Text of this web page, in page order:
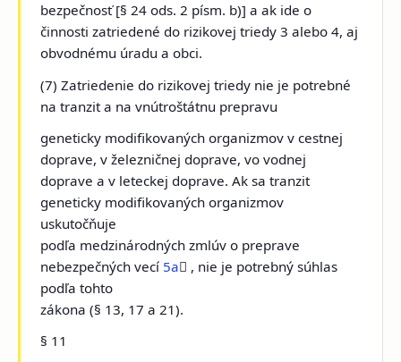
bezpečnosť [§ 24 ods. 2 písm. b)] a ak ide o
činnosti zatriedené do rizikovej triedy 3 alebo 4, aj
obvodnému úradu a obci.
(7) Zatriedenie do rizikovej triedy nie je potrebné
na tranzit a na vnútroštátnu prepravu
geneticky modifikovaných organizmov v cestnej
doprave, v železničnej doprave, vo vodnej
doprave a v leteckej doprave. Ak sa tranzit
geneticky modifikovaných organizmov
uskutočňuje
podľa medzinárodných zmlúv o preprave
nebezpečných vecí 5a , nie je potrebný súhlas
podľa tohto
zákona (§ 13, 17 a 21).
§ 11